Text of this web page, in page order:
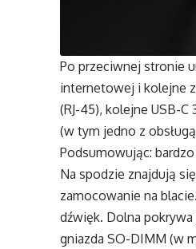
Po przeciwnej stronie
internetowej i kolejne
(RJ-45), kolejne USB-C
(w tym jedno z
Podsumowując:
Na spodzie znajdują
zamocowanie na
dźwięk. Dolna
gniazda SO-DIMM (w